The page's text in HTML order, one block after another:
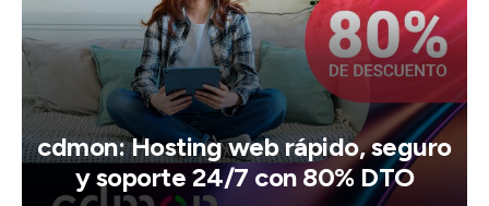
cdmon: Hosting web rápido, seguro
y soporte 24/7 con 80% DTO